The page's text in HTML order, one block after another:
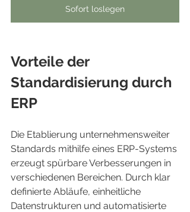
Sofort loslegen
Vorteile der
Standardisierung durch
ERP
Die Etablierung unternehmensweiter
Standards mithilfe eines ERP-Systems
erzeugt spürbare Verbesserungen in
verschiedenen Bereichen. Durch klar
definierte Abläufe, einheitliche
Datenstrukturen und automatisierte